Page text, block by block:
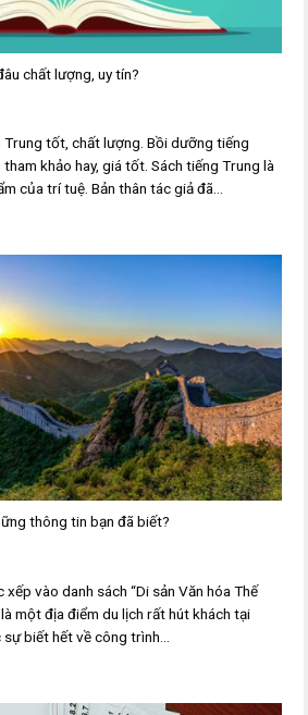
chất lượng, uy tín?
Trung tốt, chất lượng. Bồi dưỡng tiếng
khảo hay, giá tốt. Sách tiếng Trung là
của trí tuệ. Bản thân tác giả đã...
thông tin bạn đã biết?
vào danh sách “Di sản Văn hóa Thế
một địa điểm du lịch rất hút khách tại
biết hết về công trình...